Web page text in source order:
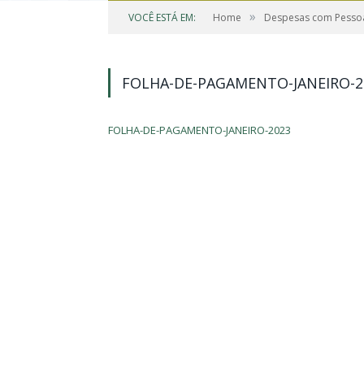
VOCÊ ESTÁ EM: Home » Despesas com
FOLHA-DE-PAGAMENTO-JANEIRO-
FOLHA-DE-PAGAMENTO-JANEIRO-2023